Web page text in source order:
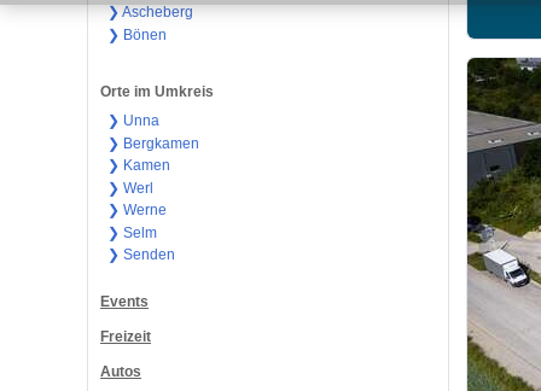
❯ Ascheberg
❯ Bönen
Orte im Umkreis
❯ Unna
❯ Bergkamen
❯ Kamen
❯ Werl
❯ Werne
❯ Selm
❯ Senden
Events
Freizeit
Autos